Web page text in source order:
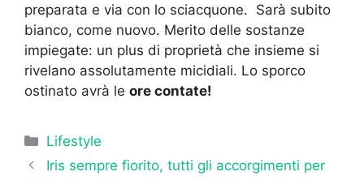
preparata e via con lo sciacquone. Sarà subito
bianco, come nuovo. Merito delle sostanze
impiegate: un plus di proprietà che insieme si
rivelano assolutamente micidiali. Lo sporco
ostinato avrà le ore contate!
Categorie
Lifestyle
Iris sempre fiorito, tutti gli accorgimenti per